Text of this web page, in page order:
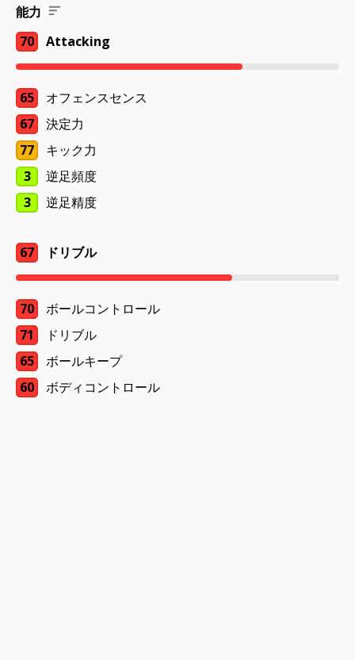
能力
70
Attacking
65
オフェンスセンス
67
決定力
77
キック力
3
逆足頻度
3
逆足精度
67 ドリブル
70
ボールコントロール
71
ドリブル
65
ボールキープ
60
ボディコントロール